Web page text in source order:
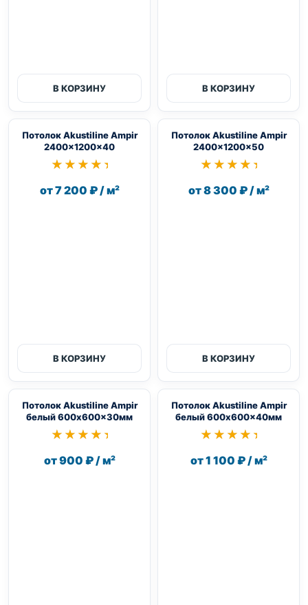
В КОРЗИНУ В КОРЗИНУ
Потолок Akustiline Ampir
2400x1200x40
★★★★★
★★★★★
от 7 200 ₽ / м²
В КОРЗИНУ
Потолок Akustiline Ampir
2400x1200x50
★★★★★
★★★★★
от 8 300 ₽ / м²
В КОРЗИНУ
Потолок Akustiline Ampir
белый 600x600x30мм
★★★★★
★★★★★
от 900 ₽ / м²
Потолок Akustiline Ampir
белый 600x600x40мм
★★★★★
★★★★★
от 1 100 ₽ / м²